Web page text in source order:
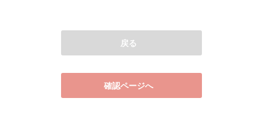
戻る
確認ページへ